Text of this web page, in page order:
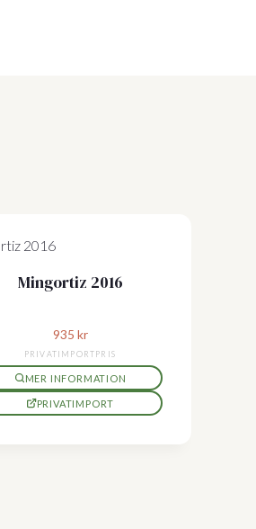
Mingortiz 2016
935 kr
PRIVATIMPORTPRIS
MER INFORMATION
PRIVATIMPORT